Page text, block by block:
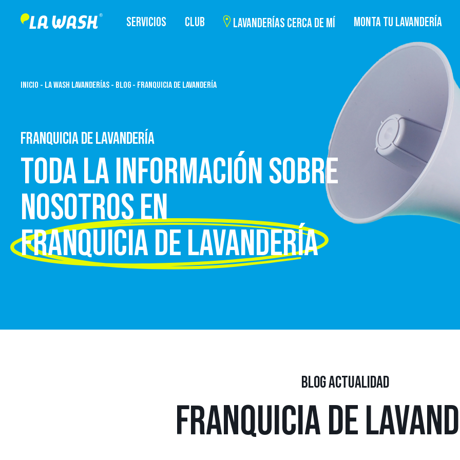
SERVICIOS CLUB LAVANDERÍAS CERCA DE MÍ MONTA TU LAVANDERÍA
INICIO - LA WASH LAVANDERÍAS - BLOG - FRANQUICIA DE LAVANDERÍA
FRANQUICIA DE LAVANDERÍA
TODA LA INFORMACIÓN SOBRE
NOSOTROS EN
FRANQUICIA DE LAVANDERÍA
BLOG ACTUALIDAD
FRANQUICIA DE